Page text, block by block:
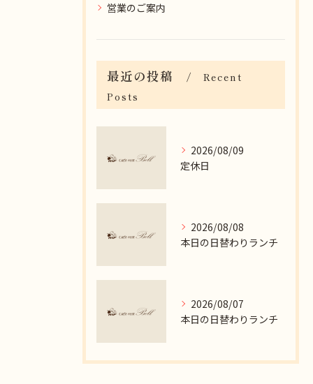
営業のご案内
最近の投稿
Recent
Posts
2026/08/09
定休日
2026/08/08
本日の日替わりランチ
2026/08/07
本日の日替わりランチ